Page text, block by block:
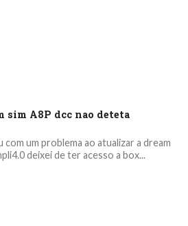
sim A8P dcc nao deteta
um problema ao atualizar a dream
deixei de ter acesso a box...